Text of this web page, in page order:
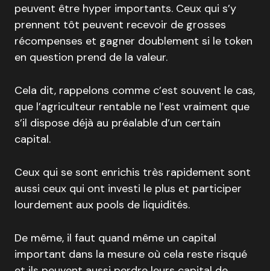
peuvent être hyper importants. Ceux qui s’y
prennent tôt peuvent recevoir de grosses
récompenses et gagner doublement si le token
en question prend de la valeur.
Cela dit, rappelons comme c’est souvent le cas,
que l’agriculteur rentable ne l’est vraiment que
s’il dispose déjà au préalable d’un certain
capital.
Ceux qui se sont enrichis très rapidement sont
aussi ceux qui ont investi le plus et participer
lourdement aux pools de liquidités.
De même, il faut quand même un capital
important dans la mesure où cela reste risqué